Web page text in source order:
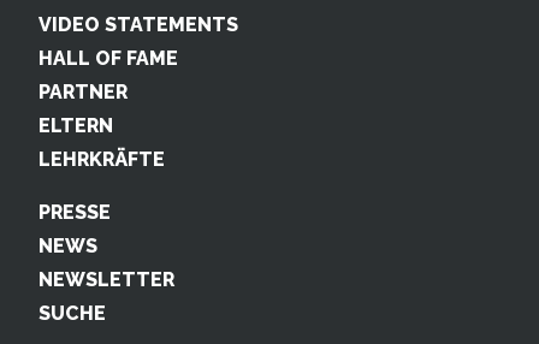
VIDEO STATEMENTS
HALL OF FAME
PARTNER
ELTERN
LEHRKRÄFTE
PRESSE
NEWS
NEWSLETTER
SUCHE